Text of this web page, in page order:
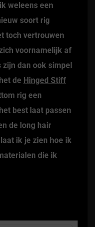
weleens een
soort rig
toch vertrouwen
voornamelijk af
dan ook simpel
de Hinged Stiff
rig een
best laat passen
de long hair
ik je zien hoe ik
die ik